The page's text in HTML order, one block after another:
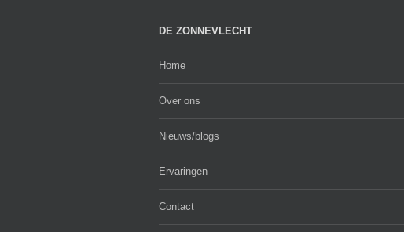
DE ZONNEVLECHT
Home
Over ons
Nieuws/blogs
Ervaringen
Contact